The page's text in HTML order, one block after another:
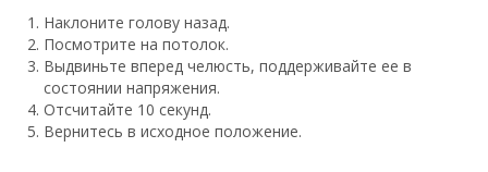
Наклоните голову назад.
Посмотрите на потолок.
Выдвиньте вперед челюсть, поддерживайте ее в
состоянии напряжения.
Отсчитайте 10 секунд.
Вернитесь в исходное положение.